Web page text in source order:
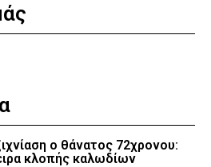
ο θάνατος 72χρονου:
κλοπής καλωδίων